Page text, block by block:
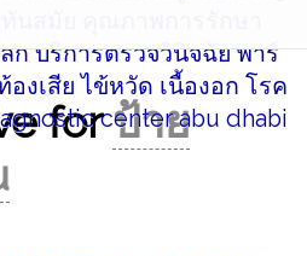
ก บริการตรวจวินิจฉัย พาร์
งเสีย ไข้หวัด เนื้องอก โรค
center abu dhabi
forป้าย